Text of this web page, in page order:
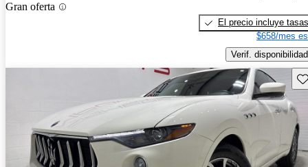
Gran oferta
El precio incluye tasas
$658/mes
Verif. disponibilidad